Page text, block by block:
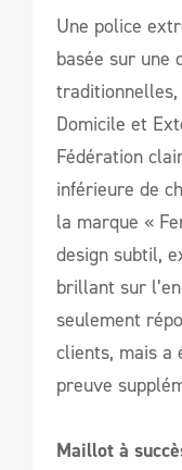
Une police
basée sur une
Domicile et
Fédération
inférieure de
la marque «
design subtil,
brillant sur
seulement
clients, mais a
preuve
Maillot à